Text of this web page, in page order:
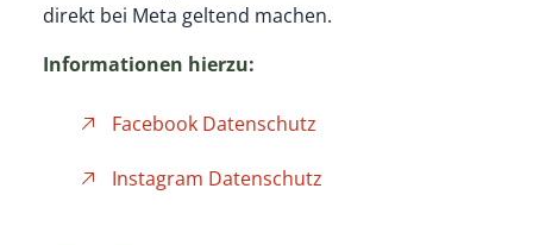
direkt bei Meta geltend machen.
Informationen hierzu:
Facebook Datenschutz
Instagram Datenschutz